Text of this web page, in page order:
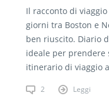
Il racconto di
giorni tra Boston e
ben riuscito. Diario
ideale per
itinerario di viaggio
2 Leggi